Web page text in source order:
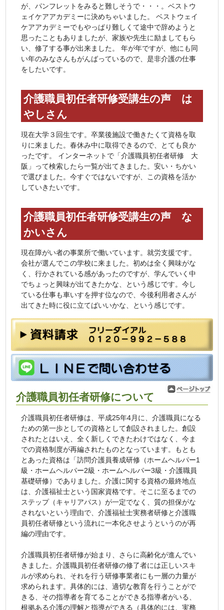
が、パンフレットをみると難しそうで・・・。ベストウ
ェイケアアカデミーに決めちゃいました。 ベストウェイ
ケアアカデミーでもやっぱり難しくて途中で辞めようと
思ったこともありましたが、家族や先生に励ましてもら
い、修了する事が出来ました。 年が年ですが、他にも同
い年のみなさんもがんばっているので、是非介護の仕事
をしたいです。
介護職員初任者研修受講生の声 は
やしさん
現在大学３回生です。卒業後施設で働きたくて資格を取
りに来ました。春休み中に取得できるので、とても良か
ったです。 インターネットで「介護職員初任者研修 大
阪」って検索したら一覧が出てきました。安い・ちかい
で選びました。今すぐではないですが、この資格を活か
していきたいです。
介護職員初任者研修受講生の声 な
かいさん
現在障がい者の事業所で働いています。就労支援です。
会社が選んでこの学校に来ました。初めは全く興味がな
く、行かされている感があったのですが、学んでいく中
でちょっと興味が出てきたかな、という感じです。今し
ている仕事も車いすを押す位なので、今後利用者さんが
出てきた時に役に立てばいいかな、という感じです。
介護職員初任者研修について
介護職員初任者研修は、平成25年4月に、介護職員になる
ための第一歩としての資格として創設されました。創設
されたとはいえ、全く新しくできたわけではなく、今ま
での資格制度が再編されたものとなっています。もとも
とあった資格は「訪問介護員養成研修（ホームヘルパー1
級・ホームヘルパー2級・ホームヘルパー3級・介護職員
基礎研修）でありました。介護に関する資格の最終地点
は、介護福祉士という国家資格です。そこに至るまでの
ステップ（キャリアパス）が一定でなく、質の担保がな
されないという理由で、介護福祉士実務者研修と介護職
員初任者研修という流れに一本化させようというのが再
編の理由です。
介護職員初任者研修が始まり、さらに高齢化が進んでい
きました。介護職員初任者研修の修了者には正しいスキ
ルが求められ、それを行う研修事業者にも一層の力量が
求められます。具体的には、適切な教育を行うことがで
きる、その指導者を育てることができる指導者がいる、
根拠ある介護の理解と指導ができる（具体的には、実務